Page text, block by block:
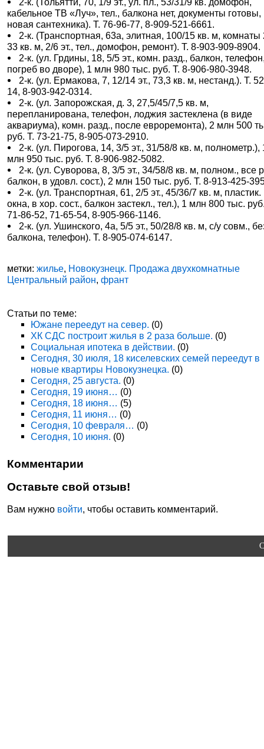
кабельное ТВ «Луч», тел., балкона нет, документы готовы,
новая сантехника). Т. 76-96-77, 8-909-521-6661.
2-к. (Транспортная, 63а, элитная, 100/15 кв. м, комнаты
33 кв. м, 2/6 эт., тел., домофон, ремонт). Т. 8-903-909-8904.
2-к. (ул. Грдины, 18, 5/5 эт., комн. разд., балкон,
погреб во дворе), 1 млн 980 тыс. руб. Т. 8-906-980-3948.
2-к. (ул. Ермакова, 7, 12/14 эт., 73,3 кв. м, нестанд.). Т.
14, 8-903-942-0314.
2-к. (ул. Запорожская, д. 3, 27,5/45/7,5 кв. м,
перепланирована, телефон, лоджия застеклена (в виде
аквариума), комн. разд., после евроремонта), 2 млн 500
руб. Т. 73-21-75, 8-905-073-2910.
2-к. (ул. Пирогова, 14, 3/5 эт., 31/58/8 кв. м, полнометр.),
млн 950 тыс. руб. Т. 8-906-982-5082.
2-к. (ул. Суворова, 8, 3/5 эт., 34/58/8 кв. м, полном., все
балкон, в удовл. сост.), 2 млн 150 тыс. руб. Т. 8-913-425-
2-к. (ул. Транспортная, 61, 2/5 эт., 45/36/7 кв. м, пластик.
окна, в хор. сост., балкон застекл., тел.), 1 млн 800 тыс.
71-86-52, 71-65-54, 8-905-966-1146.
2-к. (ул. Ушинского, 4а, 5/5 эт., 50/28/8 кв. м, с/у совм.,
балкона, телефон). Т. 8-905-074-6147.
метки:жилье, Новокузнецк. Продажа двухкомнатные
Центральный район,франт
Статьи по теме:
Южане переедут на север. (0)
ХК СДС построит жилья в 2 раза больше. (0)
Социальная ипотека в действии. (0)
Сегодня, 30 июля, 18 киселевских семей переедут в
новые квартиры Новокузнецка. (0)
Сегодня, 25 августа. (0)
Сегодня, 19 июня… (0)
Сегодня, 18 июня… (5)
Сегодня, 11 июня… (0)
Сегодня, 10 февраля… (0)
Сегодня, 10 июня. (0)
Комментарии
Оставьте свой отзыв!
Вам нужно войти, чтобы оставить комментарий.